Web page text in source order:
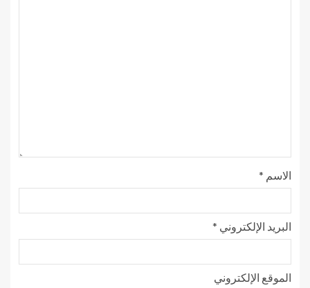
الاسم *
البريد الإلكتروني *
الموقع الإلكتروني